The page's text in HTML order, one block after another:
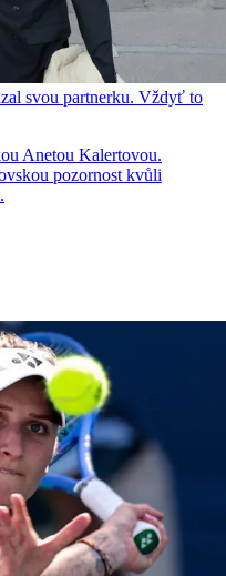
svou partnerku. Vždyť to
Anetou Kalertovou.
pozornost kvůli